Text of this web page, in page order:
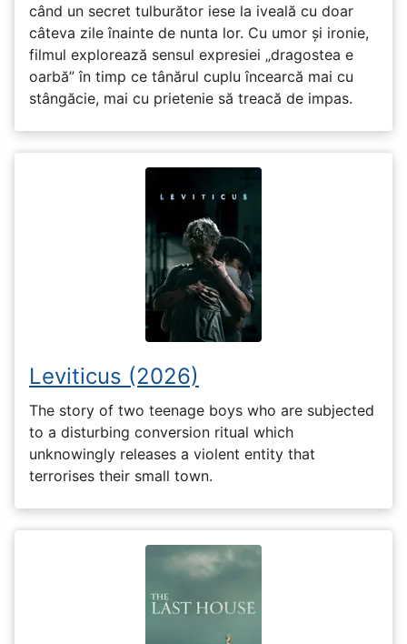
când un secret tulburător iese la iveală cu doar
câteva zile înainte de nunta lor. Cu umor și ironie,
filmul explorează sensul expresiei „dragostea e
oarbă” în timp ce tânărul cuplu încearcă mai cu
stângăcie, mai cu prietenie să treacă de impas.
Leviticus (2026)
The story of two teenage boys who are subjected
to a disturbing conversion ritual which
unknowingly releases a violent entity that
terrorises their small town.